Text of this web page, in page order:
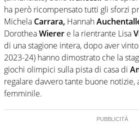
ha però ricompensato tutti gli sforzi
Michela Carrara, Hannah
DorotheaWierer e la rientrante Lisa
di una stagione intera, dopo aver
2023-24) hanno dimostrato che la
giochi olimpici sulla pista di casa di
regalare davvero tante buone
femminile.